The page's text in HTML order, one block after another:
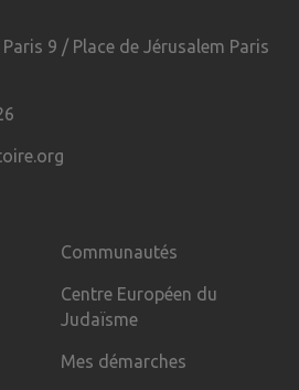
9 / Place de Jérusalem Paris
Communautés
Centre Européen du
Judaïsme
Mes démarches